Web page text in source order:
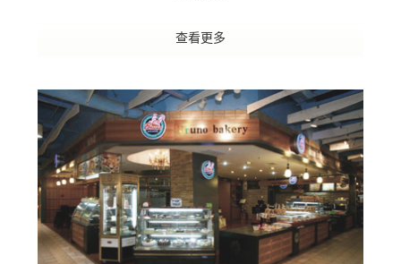
查看更多